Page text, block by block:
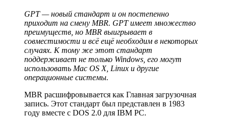
GPT — новый стандарт и он постепенно
приходит на смену MBR. GPT имеет множество
преимуществ, но MBR выигрывает в
совместимости и всё ещё необходим в некоторых
случаях. К тому же этот стандарт
поддерживает не только Windows, его могут
использовать Mac OS X, Linux и другие
операционные системы.
MBR расшифровывается как Главная загрузочная
запись. Этот стандарт был представлен в 1983
году вместе с DOS 2.0 для IBM PC.